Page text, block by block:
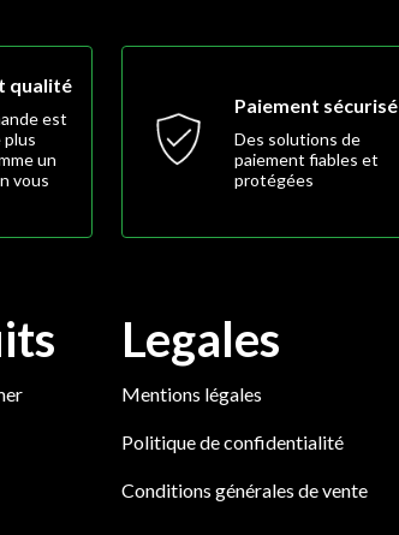
qualité
est
plus
un
vous
Paiement sécurisé
Des solutions de
paiement fiables et
protégées
Legales
Mentions légales
Politique de confidentialité
Conditions générales de vente